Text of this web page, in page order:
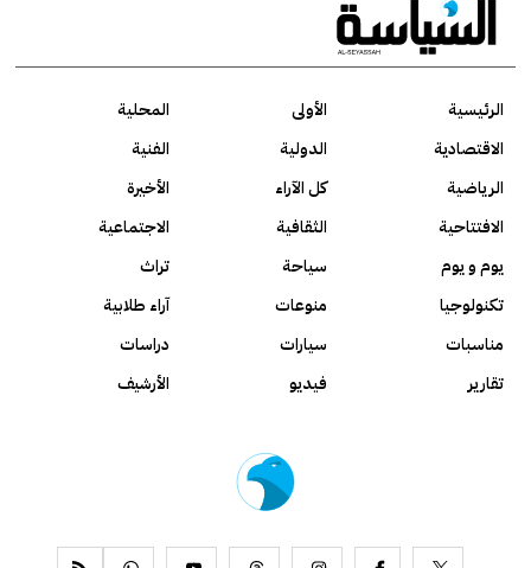
الرئيسية الأولى
المحلية
الاقتصادية
الدولية
الفنية
الرياضية
كل الآراء
الأخيرة
الافتتاحية
الثقافية
الاجتماعية
يوم و يوم
سياحة
تراث
تكنولوجيا
منوعات
آراء طلابية
مناسبات
سيارات
دراسات
تقارير
فيديو الأرشيف